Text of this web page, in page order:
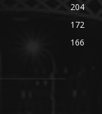
204
172
166